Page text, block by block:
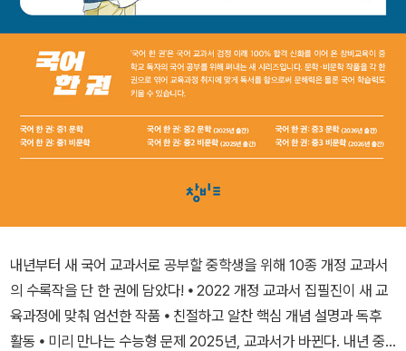
내년부터 새 국어 교과서로 공부할 중학생을 위해 10종 개정 교과서
의 수록작을 단 한 권에 담았다! ⦁ 2022 개정 교과서 집필진이 새 교
육과정에 맞춰 엄선한 작품 ⦁ 친절하고 알찬 핵심 개념 설명과 독후
활동 ⦁ 미리 만나는 수능형 문제 2025년, 교과서가 바뀐다. 내년 중1